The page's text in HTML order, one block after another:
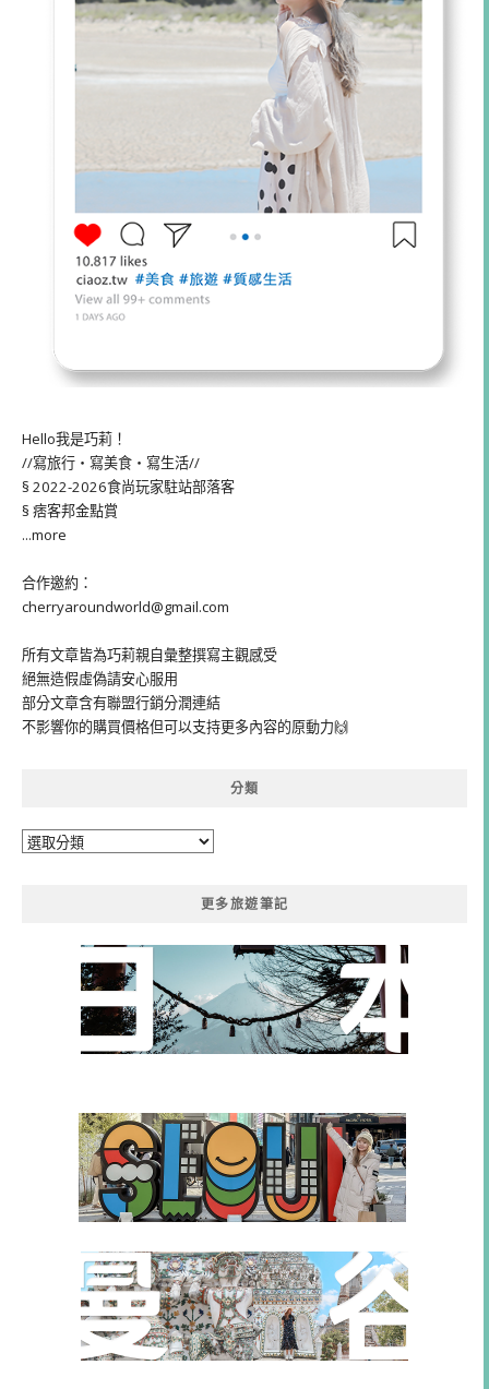
Hello我是巧莉！
//寫旅行・寫美食・寫生活//
§ 2022-2026食尚玩家駐站部落客
§ 痞客邦金點賞
...more
合作邀約：
cherryaroundworld@gmail.com
所有文章皆為巧莉親自彙整撰寫主觀感受
絕無造假虛偽請安心服用
部分文章含有聯盟行銷分潤連結
不影響你的購買價格但可以支持更多內容的原動力🙌
分類
分
更多旅遊筆記